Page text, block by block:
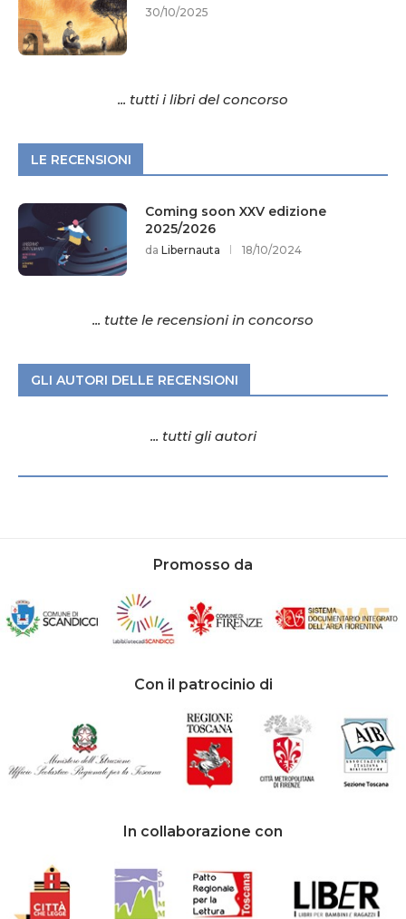
30/10/2025
... tutti i libri del concorso
LE RECENSIONI
Coming soon XXV edizione
2025/2026
da Libernauta 18/10/2024
... tutte le recensioni in concorso
GLI AUTORI DELLE RECENSIONI
... tutti gli autori
Promosso da
Con il patrocinio di
In collaborazione con